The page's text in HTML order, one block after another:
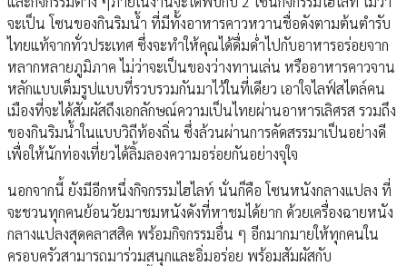
จะเป็น โซนของกินริมน้ำ ที่มีทั้งอาหารคาวหวานชื่อดังตามต้นตำรับ
ไทยแท้จากทั่วประเทศ ซึ่งจะทำให้คุณได้ดื่มด่ำไปกับอาหารอร่อยจาก
หลากหลายภูมิภาค ไม่ว่าจะเป็นของว่างทานเล่น หรืออาหารคาวจาน
หลักแบบเต็มรูปแบบที่รวบรวมกันมาไว้ในที่เดียว เอาใจไลฟ์สไตล์คน
เมืองที่จะได้สัมผัสถึงเอกลักษณ์ความเป็นไทยผ่านอาหารเลิศรส รวมถึง
ของกินริมน้ำในแบบวิถีท้องถิ่น ซึ่งล้วนผ่านการคัดสรรมาเป็นอย่างดี
เพื่อให้นักท่องเที่ยวได้ลิ้มลองความอร่อยกันอย่างจุใจ
นอกจากนี้ ยังมีอีกหนึ่งกิจกรรมไฮไลท์ นั่นก็คือ โซนหนังกลางแปลง ที่
จะชวนทุกคนย้อนวัยมาชมหนังดังที่หาชมได้ยาก ด้วยเครื่องฉายหนัง
กลางแปลงสุดคลาสสิค พร้อมกิจกรรมอื่น ๆ อีกมากมายให้ทุกคนใน
ครอบครัวสามารถมาร่วมสนุกและอิ่มอร่อย พร้อมสัมผัสกับ